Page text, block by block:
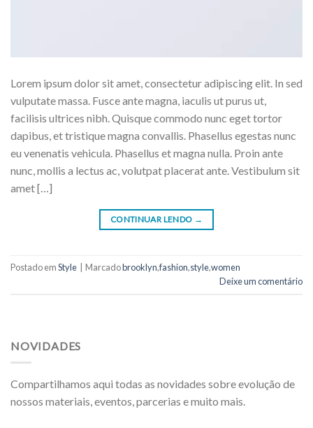
Lorem ipsum dolor sit amet, consectetur adipiscing elit. In sed
vulputate massa. Fusce ante magna, iaculis ut purus ut,
facilisis ultrices nibh. Quisque commodo nunc eget tortor
dapibus, et tristique magna convallis. Phasellus egestas nunc
eu venenatis vehicula. Phasellus et magna nulla. Proin ante
nunc, mollis a lectus ac, volutpat placerat ante. Vestibulum sit
amet […]
CONTINUAR LENDO →
Postado emStyle Marcadobrooklyn,fashion,style,women
Deixe um comentário
NOVIDADES
Compartilhamos aqui todas as novidades sobre evolução de
nossos materiais, eventos, parcerias e muito mais.